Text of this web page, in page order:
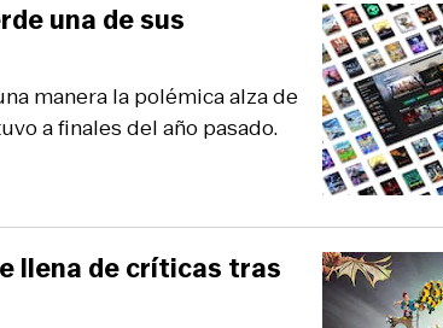
manera la polémica alza de
a finales del año pasado.
una de sus
llena de críticas tras